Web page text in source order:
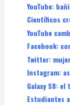
YouTube:
Científicos
YouTube
Facebook:
Twitter:
Instagram:
Galaxy S8:
Estudiantes